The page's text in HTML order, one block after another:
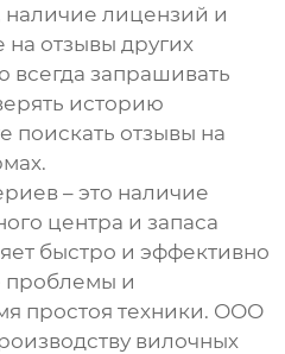
лицензий и
на отзывы других
всегда запрашивать
историю
поискать отзывы на
– это наличие
центра и запаса
быстро и эффективно
и
простоя техники. ООО
вилочных